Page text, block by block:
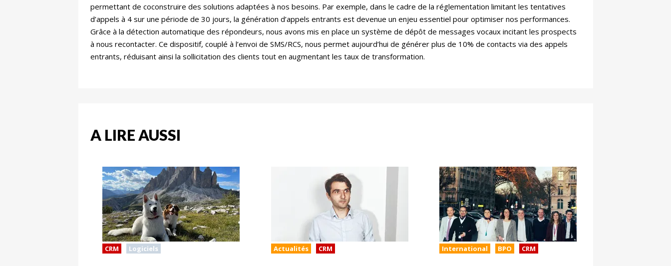
permettant de coconstruire des solutions adaptées à nos besoins. Par exemple, dans le cadre de la réglementation limitant les tentatives
d’appels à 4 sur une période de 30 jours, la génération d’appels entrants est devenue un enjeu essentiel pour optimiser nos performances.
Grâce à la détection automatique des répondeurs, nous avons mis en place un système de dépôt de messages vocaux incitant les prospects
à nous recontacter. Ce dispositif, couplé à l’envoi de SMS/RCS, nous permet aujourd’hui de générer plus de 10% de contacts via des appels
entrants, réduisant ainsi la sollicitation des clients tout en augmentant les taux de transformation.
A LIRE AUSSI
CRM Logiciels Actualités CRM International BPO CRM